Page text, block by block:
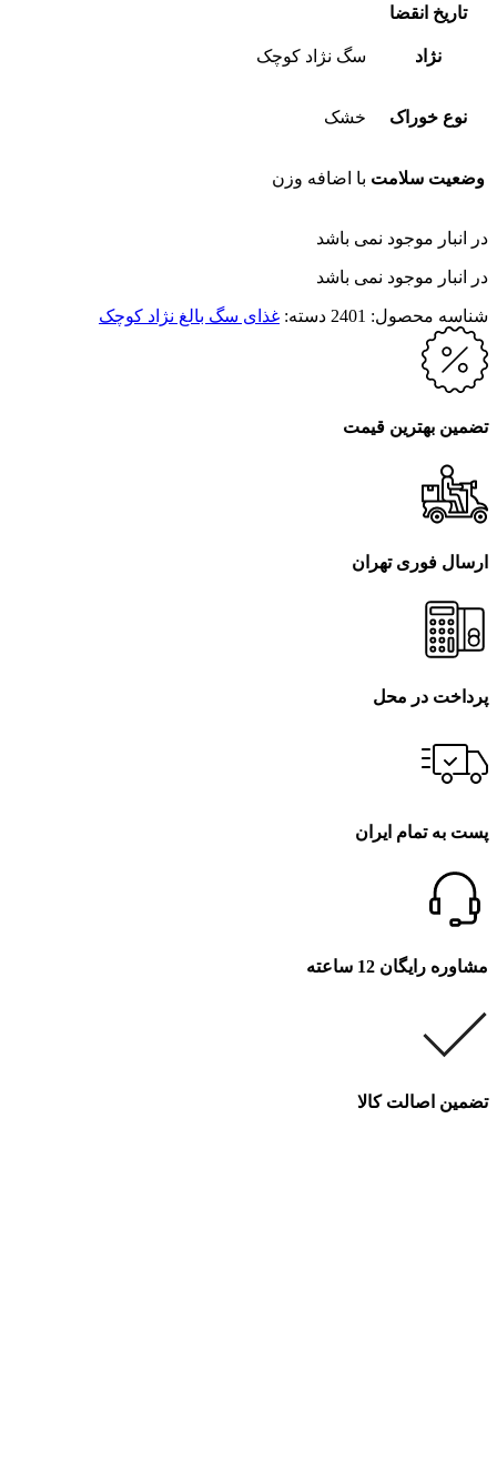
تاریخ انقضا
نژاد سگ نژاد کوچک
نوع خوراک خشک
وضعیت سلامت با اضافه وزن
در انبار موجود نمی باشد
در انبار موجود نمی باشد
شناسه محصول: 2401 دسته: غذای سگ بالغ نژاد کوچک
تضمین بهترین قیمت
ارسال فوری تهران
پرداخت در محل
پست به تمام ایران
مشاوره رایگان 12 ساعته
تضمین اصالت کالا